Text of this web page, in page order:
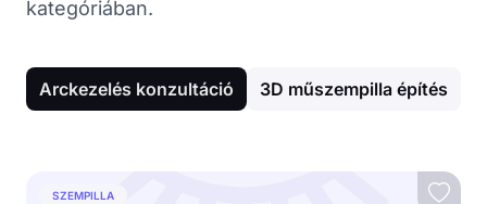
kategóriában.
Arckezelés konzultáció 3D műszempilla építés
SZEMPILLA